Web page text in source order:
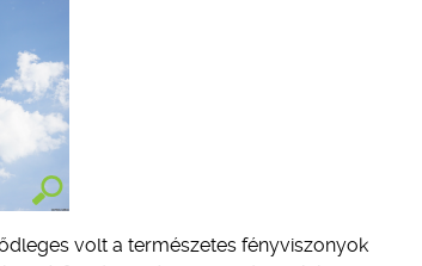
volt a természetes fényviszonyok